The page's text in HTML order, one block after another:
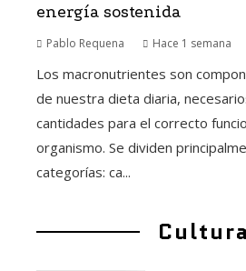
energía sostenida
Pablo Requena Hace 1 semana
Los macronutrientes son
de nuestra dieta diaria,
cantidades para el correcto
organismo. Se dividen
categorías: ca...
Cultura